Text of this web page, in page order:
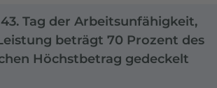
Tag der Arbeitsunfähigkeit,
beträgt 70 Prozent des
Höchstbetrag gedeckelt